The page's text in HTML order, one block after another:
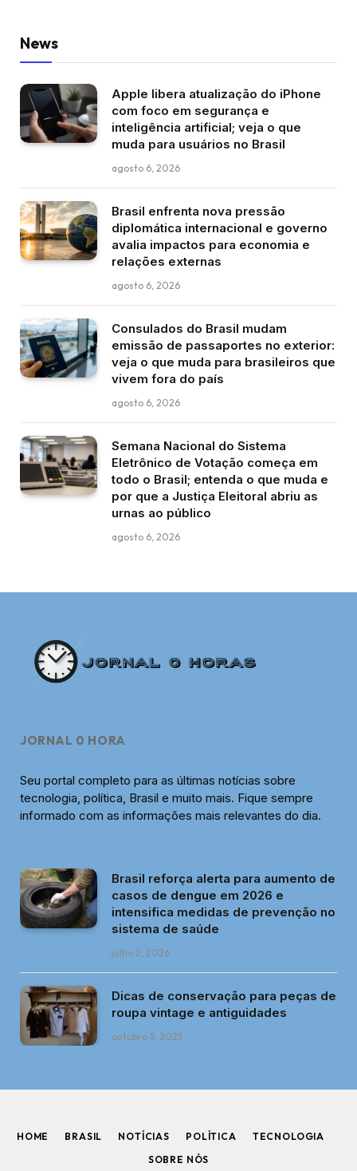
News
Apple libera atualização do iPhone
com foco em segurança e
inteligência artificial; veja o que
muda para usuários no Brasil
agosto 6, 2026
Brasil enfrenta nova pressão
diplomática internacional e governo
avalia impactos para economia e
relações externas
agosto 6, 2026
Consulados do Brasil mudam
emissão de passaportes no exterior:
veja o que muda para brasileiros que
vivem fora do país
agosto 6, 2026
Semana Nacional do Sistema
Eletrônico de Votação começa em
todo o Brasil; entenda o que muda e
por que a Justiça Eleitoral abriu as
urnas ao público
agosto 6, 2026
JORNAL 0 HORA
Seu portal completo para as últimas notícias sobre
tecnologia, política, Brasil e muito mais. Fique sempre
informado com as informações mais relevantes do dia.
Brasil reforça alerta para aumento de
casos de dengue em 2026 e
intensifica medidas de prevenção no
sistema de saúde
julho 2, 2026
Dicas de conservação para peças de
roupa vintage e antiguidades
outubro 8, 2025
HOME BRASIL NOTÍCIAS POLÍTICA
TECNOLOGIA
SOBRE NÓS